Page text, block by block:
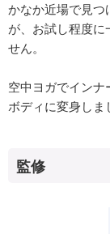
かなか近場で見つ
が、お試し程度に
せん。
空中ヨガでイン
ボディに変身しま
監修